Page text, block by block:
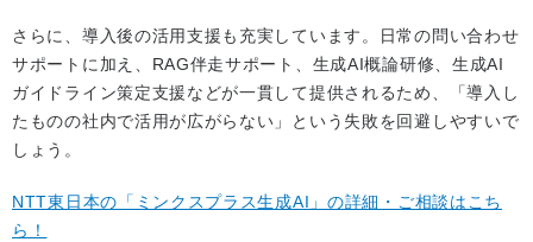
さらに、導入後の活用支援も充実しています。日常の問い合わせ
サポートに加え、RAG伴走サポート、生成AI概論研修、生成AI
ガイドライン策定支援などが一貫して提供されるため、「導入し
たものの社内で活用が広がらない」という失敗を回避しやすいで
しょう。
NTT東日本の「ミンクスプラス生成AI」の詳細・ご相談はこち
ら！